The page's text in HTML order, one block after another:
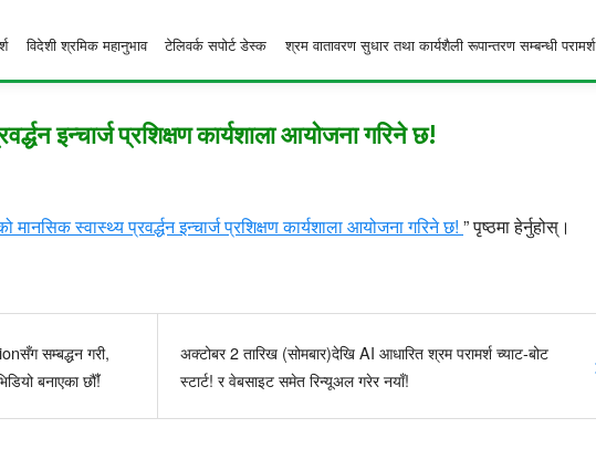
विदेशी श्रमिक महानुभाव टेलिवर्क सपोर्ट डेस्क श्रम वातावरण सुधार तथा कार्यशैली रूपान्तरण सम्बन्धी परामर्श
इन्चार्ज प्रशिक्षण कार्यशाला आयोजना गरिने छ!
मानसिक स्वास्थ्य प्रवर्द्धन इन्चार्ज प्रशिक्षण कार्यशाला आयोजना गरिने छ! ” पृष्ठमा हेर्नुहोस्।
सम्बद्धन गरी,
बनाएका छौँ!
अक्टोबर 2 तारिख (सोमबार)देखि AI आधारित श्रम परामर्श च्याट-बोट
स्टार्ट! र वेबसाइट समेत रिन्यूअल गरेर नयाँ!